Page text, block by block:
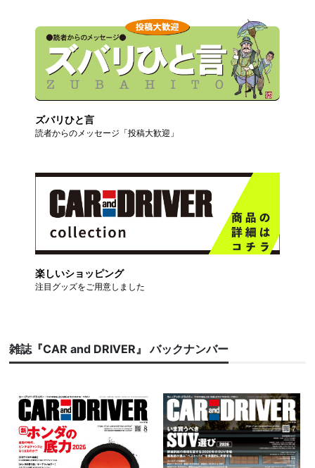
ズバリひと言
読者からのメッセージ「投稿大歓迎」
楽しいショッピング
注目グッズをご用意しました
雑誌『CAR and DRIVER』 バックナンバー